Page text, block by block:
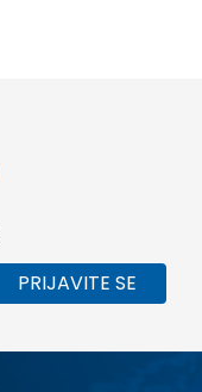
PRIJAVITE SE